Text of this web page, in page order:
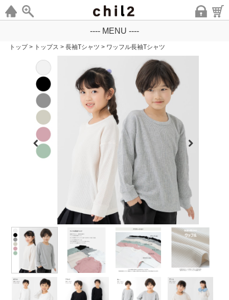
---- MENU ----
トップ > トップス > 長袖Tシャツ > ワッフル長袖Tシャツ